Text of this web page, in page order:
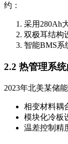
约：
采用280Ah
双极耳结构
智能BMS系
2.2 热管理系
2023年北美某储
相变材料耦
模块化冷板
温差控制精